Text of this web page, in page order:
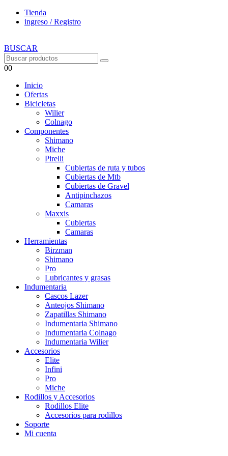
Tienda
ingreso / Registro
BUSCAR
00
Inicio
Ofertas
Bicicletas
Wilier
Colnago
Componentes
Shimano
Miche
Pirelli
Cubiertas de ruta y tubos
Cubiertas de Mtb
Cubiertas de Gravel
Antipinchazos
Camaras
Maxxis
Cubiertas
Camaras
Herramientas
Birzman
Shimano
Pro
Lubricantes y grasas
Indumentaria
Cascos Lazer
Anteojos Shimano
Zapatillas Shimano
Indumentaria Shimano
Indumentaria Colnago
Indumentaria Wilier
Accesorios
Elite
Infini
Pro
Miche
Rodillos y Accesorios
Rodillos Elite
Accesorios para rodillos
Soporte
Mi cuenta